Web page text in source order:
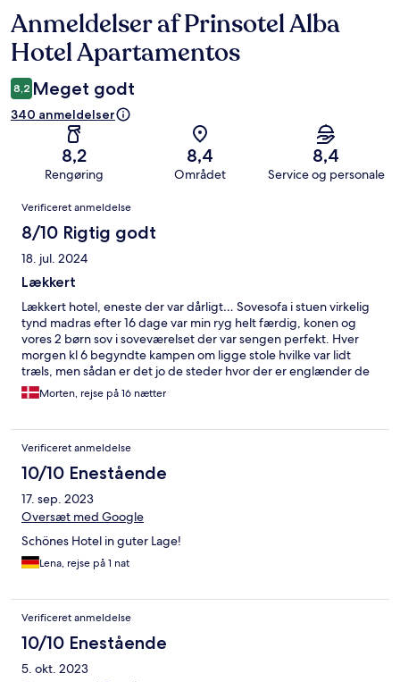
Anmeldelser
Anmeldelser af Prinsotel Alba
Hotel Apartamentos
8,2 Meget godt
340 anmeldelser
8,2
Rengøring
8,4
Området
8,4
Service og personale
Anmeldelser
Verificeret anmeldelse
8/10 Rigtig godt
18. jul. 2024
Lækkert
Lækkert hotel, eneste der var dårligt… Sovesofa i stuen virkelig
tynd madras efter 16 dage var min ryg helt færdig, konen og
vores 2 børn sov i soveværelset der var sengen perfekt. Hver
morgen kl 6 begyndte kampen om ligge stole hvilke var lidt
træls, men sådan er det jo de steder hvor der er englænder de
er virkelig er træls folke færd. Lækkert hotel kommer gerne igen
Morten, rejse på 16 nætter
Verificeret anmeldelse
10/10 Enestående
17. sep. 2023
Oversæt med Google
Schönes Hotel in guter Lage!
Lena, rejse på 1 nat
Verificeret anmeldelse
10/10 Enestående
5. okt. 2023